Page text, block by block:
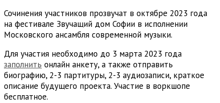
Сочинения участников прозвучат в октябре 2023 года
на фестивале Звучащий дом Софии в исполнении
Московского ансамбля современной музыки.
Для участия необходимо до 3 марта 2023 года
заполнить онлайн анкету, а также отправить
биографию, 2-3 партитуры, 2-3 аудиозаписи, краткое
описание будущего проекта. Участие в воркшопе
бесплатное.